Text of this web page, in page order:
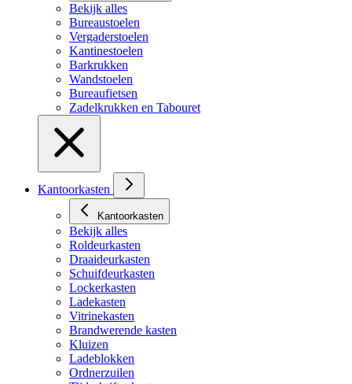
Bekijk alles
Bureaustoelen
Vergaderstoelen
Kantinestoelen
Barkrukken
Wandstoelen
Bureaufietsen
Zadelkrukken en Tabouret
Kantoorkasten
Kantoorkasten
Bekijk alles
Roldeurkasten
Draaideurkasten
Schuifdeurkasten
Lockerkasten
Ladekasten
Vitrinekasten
Brandwerende kasten
Kluizen
Ladeblokken
Ordnerzuilen